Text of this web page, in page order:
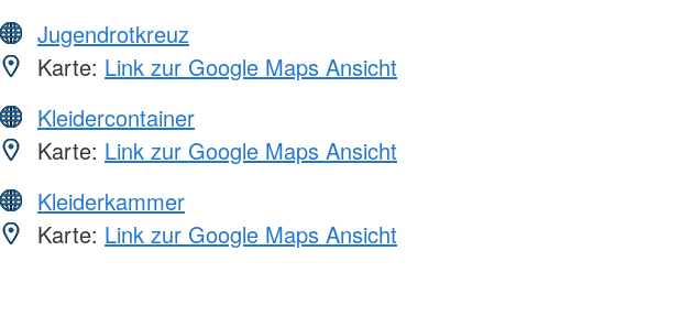
Jugendrotkreuz
Karte: Link zur Google Maps Ansicht
Kleidercontainer
Karte: Link zur Google Maps Ansicht
Kleiderkammer
Karte: Link zur Google Maps Ansicht